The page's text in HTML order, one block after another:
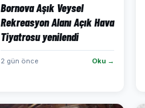
Bornova Aşık Veysel
Rekreasyon Alanı Açık Hava
Tiyatrosu yenilendi
2 gün önce Oku →